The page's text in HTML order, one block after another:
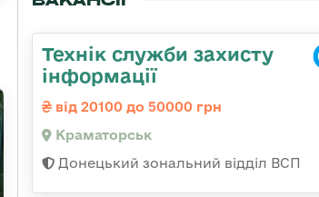
Технік служби захисту
інформації
від 20100 до 50000 грн
Краматорськ
Донецький зональний відділ ВСП